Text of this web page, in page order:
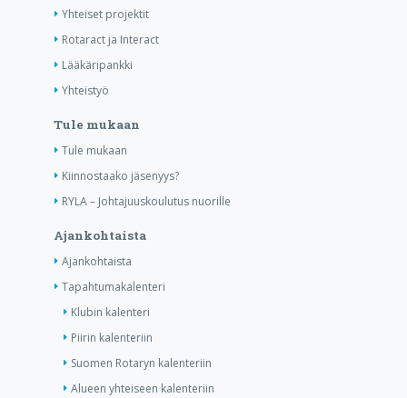
Yhteiset projektit
Rotaract ja Interact
Lääkäripankki
Yhteistyö
Tule mukaan
Tule mukaan
Kiinnostaako jäsenyys?
RYLA – Johtajuuskoulutus nuorille
Ajankohtaista
Ajankohtaista
Tapahtumakalenteri
Klubin kalenteri
Piirin kalenteriin
Suomen Rotaryn kalenteriin
Alueen yhteiseen kalenteriin